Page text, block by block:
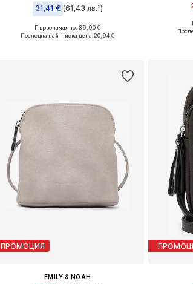
31,41 € (61,43 лв.³)
Налични размери: One Size
Първоначално: 39,90 €
Последна най-ниска цена:20,94 €
ПРОМОЦИЯ
EMILY & NOAH